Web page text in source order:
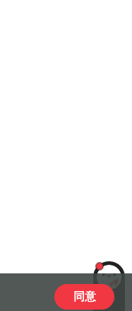
LiLi
同意